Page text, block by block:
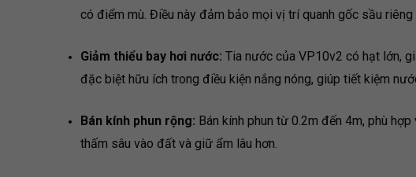
có điểm mù. Điều này đảm bảo mọi vị trí quanh gốc sầu
Giảm thiểu bay hơi nước: Tia nước của VP10v2 có hạt lớn,
đặc biệt hữu ích trong điều kiện nắng nóng, giúp tiết kiệm
Bán kính phun rộng: Bán kính phun từ 0.2m đến 4m, phù
thấm sâu vào đất và giữ ẩm lâu hơn.